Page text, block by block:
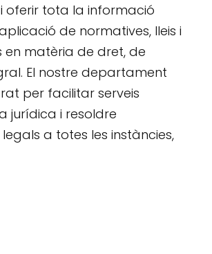
oferir tota la informació
de normatives, lleis i
en matèria de dret, de
El nostre departament
per facilitar serveis
jurídica i resoldre
a totes les instàncies,